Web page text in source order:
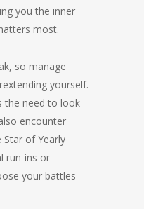
you the inner
most.
so manage
yourself.
the need to look
encounter
of Yearly
run-ins or
your battles